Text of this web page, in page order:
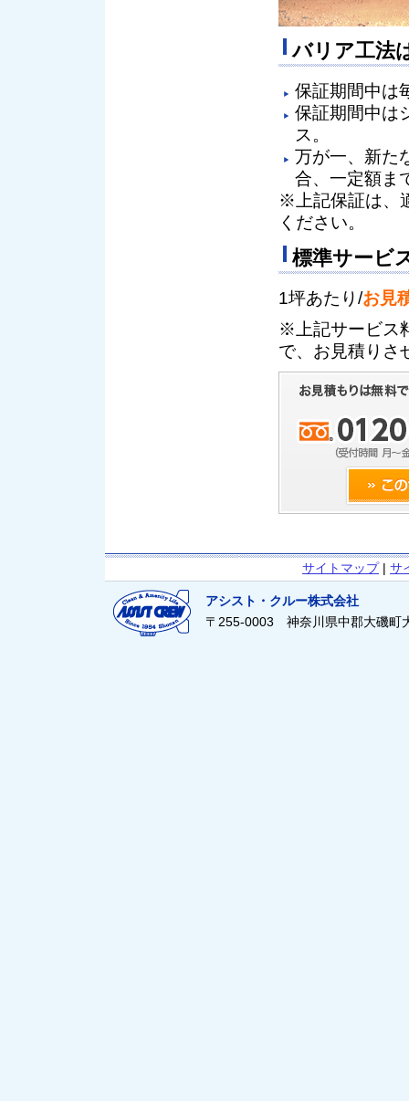
バリア工法
保証期間中は
保証期間中は
ス。
万が一、新た
合、一定額ま
※上記保証は、
ください。
標準サービ
1坪あたり/お見
※上記サービス
で、お見積りさ
サイトマップ| サ
アシスト・クルー株式会社
〒255-0003 神奈川県中郡大磯